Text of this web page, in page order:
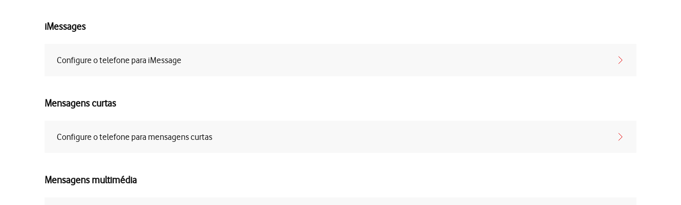
iMessages
Configure o telefone para iMessage
Mensagens curtas
Configure o telefone para mensagens curtas
Mensagens multimédia